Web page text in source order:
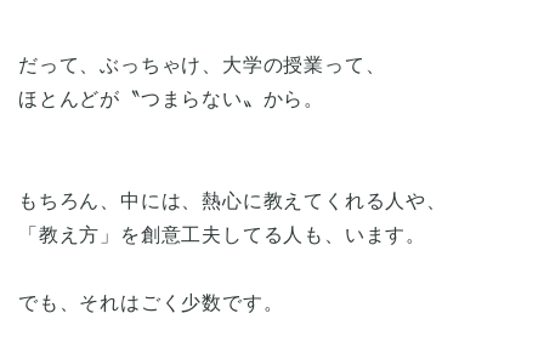
だって、ぶっちゃけ、大学の授業って、
ほとんどが〝つまらない〟から。
もちろん、中には、熱心に教えてくれる人や、
「教え方」を創意工夫してる人も、います。
でも、それはごく少数です。